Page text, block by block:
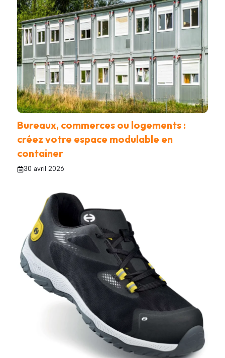
Bureaux, commerces ou logements :
créez votre espace modulable en
container
30 avril 2026